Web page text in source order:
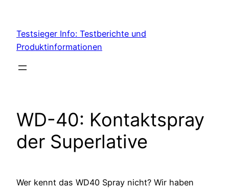
content
Testsieger Info: Testberichte und
Produktinformationen
WD-40: Kontaktspray
der Superlative
Wer kennt das WD40 Spray nicht? Wir haben